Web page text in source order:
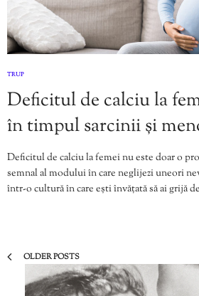
TRUP
Deficitul de calciu la
în timpul sarcinii și
Deficitul de calciu la femei nu este doar o
semnal al modului în care neglijezi uneori
într-o cultură în care ești învățată să ai grijă
OLDER POSTS